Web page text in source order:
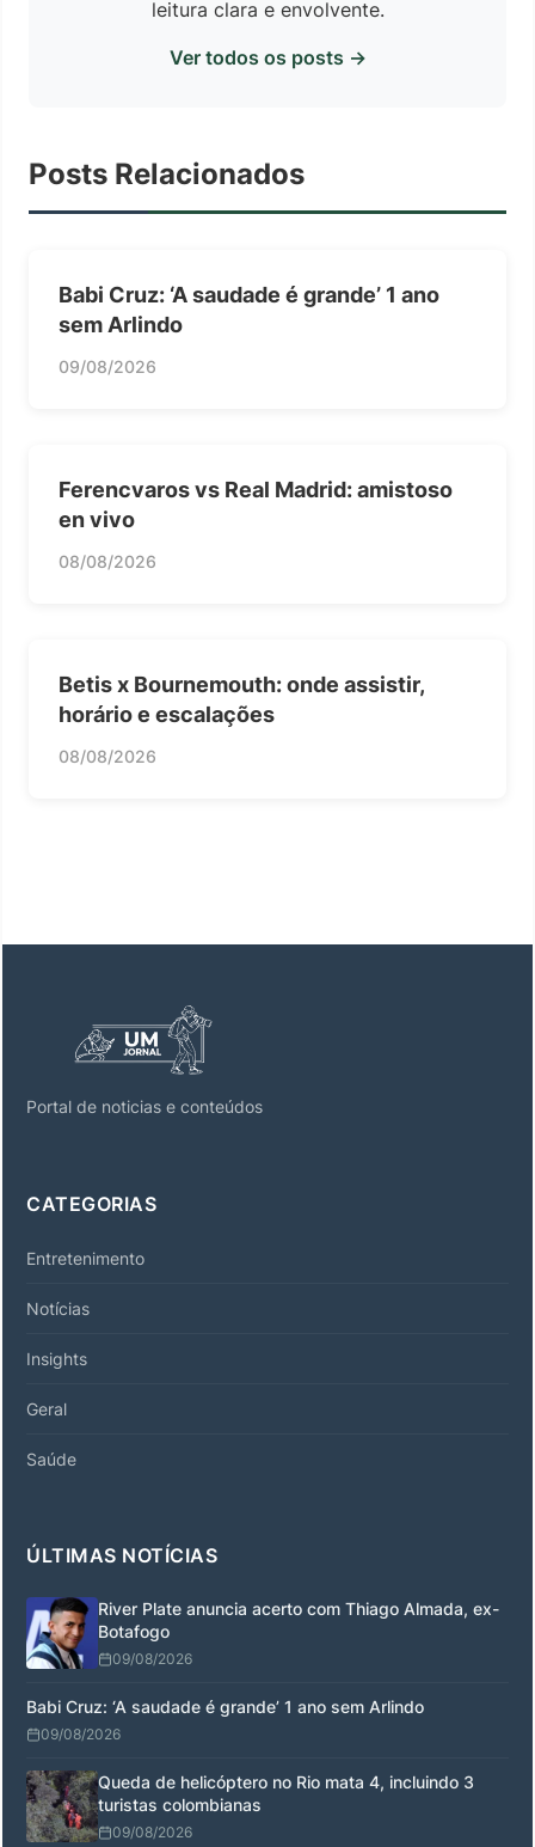
leitura clara e envolvente.
Ver todos os posts →
Posts Relacionados
Babi Cruz: ‘A saudade é grande’ 1 ano
sem Arlindo
09/08/2026
Ferencvaros vs Real Madrid: amistoso
en vivo
08/08/2026
Betis x Bournemouth: onde assistir,
horário e escalações
08/08/2026
Portal de noticias e conteúdos
CATEGORIAS
Entretenimento
Notícias
Insights
Geral
Saúde
ÚLTIMAS NOTÍCIAS
River Plate anuncia acerto com Thiago Almada, ex-
Botafogo
09/08/2026
Babi Cruz: ‘A saudade é grande’ 1 ano sem Arlindo
09/08/2026
Queda de helicóptero no Rio mata 4, incluindo 3
turistas colombianas
09/08/2026